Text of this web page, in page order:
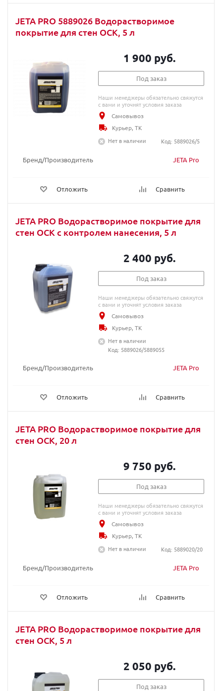
JETA PRO 5889026 Водорастворимое
покрытие для стен ОСК, 5 л
Бренд/Производитель JETA Pro
Отложить Сравнить
1 900 руб.
Под заказ
Наши менеджеры обязательно свяжутся
с вами и уточнят условия заказа
Самовывоз
Курьер, ТК
Нет в наличии
Код: 5889026/5
JETA PRO Водорастворимое покрытие для
стен ОСК с контролем нанесения, 5 л
Бренд/Производитель JETA Pro
Отложить Сравнить
2 400 руб.
Под заказ
Наши менеджеры обязательно свяжутся
с вами и уточнят условия заказа
Самовывоз
Курьер, ТК
Нет в наличии
Код: 5889026/5889055
JETA PRO Водорастворимое покрытие для
стен ОСК, 20 л
Бренд/Производитель JETA Pro
Отложить Сравнить
9 750 руб.
Под заказ
Наши менеджеры обязательно свяжутся
с вами и уточнят условия заказа
Самовывоз
Курьер, ТК
Нет в наличии
Код: 5889020/20
JETA PRO Водорастворимое покрытие для
стен ОСК, 5 л
2 050 руб.
Под заказ